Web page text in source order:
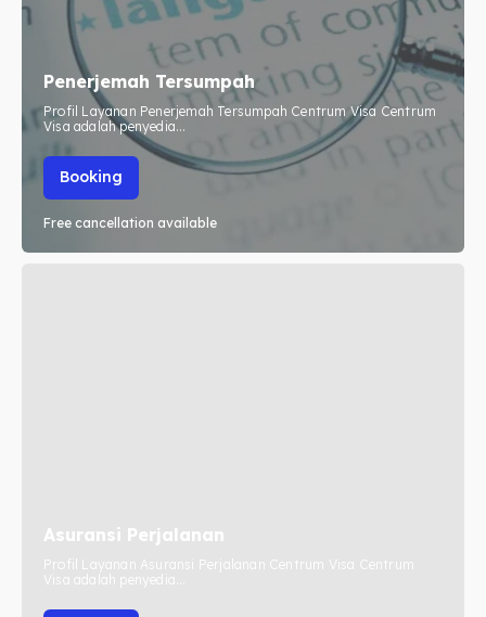
Imta
Legalisir
Apostille
Penerjemah
Asuransi
Imta
Legalisir
Apostille
Penerjemah
Asuransi
Penerjemah Tersumpah
Profil Layanan Penerjemah Tersumpah Centrum Visa Centrum
Visa adalah penyedia...
Booking
Free cancellation available
Asuransi Perjalanan
Profil Layanan Asuransi Perjalanan Centrum Visa Centrum
Visa adalah penyedia...